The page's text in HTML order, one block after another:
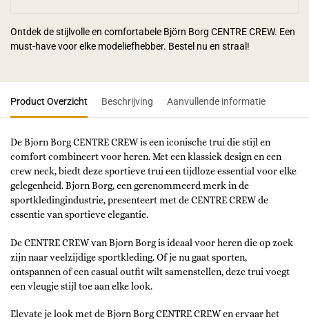
Ontdek de stijlvolle en comfortabele Björn Borg CENTRE CREW. Een
must-have voor elke modeliefhebber. Bestel nu en straal!
Product Overzicht Beschrijving Aanvullende informatie
De Bjorn Borg CENTRE CREW is een iconische trui die stijl en
comfort combineert voor heren. Met een klassiek design en een
crew neck, biedt deze sportieve trui een tijdloze essential voor elke
gelegenheid. Bjorn Borg, een gerenommeerd merk in de
sportkledingindustrie, presenteert met de CENTRE CREW de
essentie van sportieve elegantie.
De CENTRE CREW van Bjorn Borg is ideaal voor heren die op zoek
zijn naar veelzijdige sportkleding. Of je nu gaat sporten,
ontspannen of een casual outfit wilt samenstellen, deze trui voegt
een vleugje stijl toe aan elke look.
Elevate je look met de Bjorn Borg CENTRE CREW en ervaar het